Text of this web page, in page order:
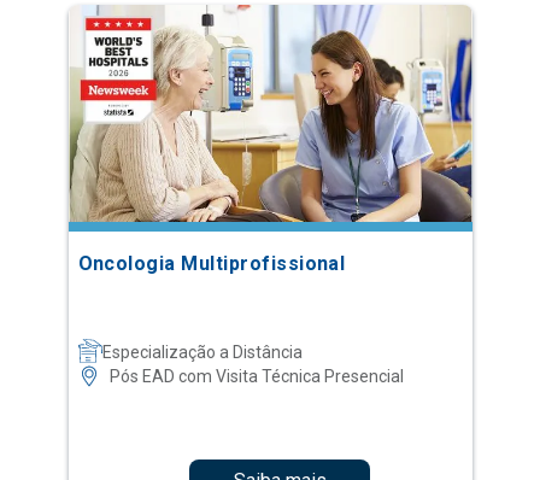
Oncologia Multiprofissional
Especialização a Distância
Pós EAD com Visita Técnica Presencial